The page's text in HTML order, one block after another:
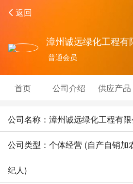
返回
漳州诚远绿化工程有
普通会员
首页 公司介绍 供应产品
公司名称：漳州诚远绿化工程有限
公司类型：个体经营 (自产自销加
纪人)